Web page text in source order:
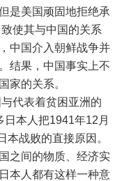
是美国顽固地拒绝承
使其与中国的关系
中国介入朝鲜战争并
结果，中国事实上不
国家的关系。
代表着贫困亚洲的
本人把1941年12月
战败的直接原因。
之间的物质、经济实
本人都有这样一种意